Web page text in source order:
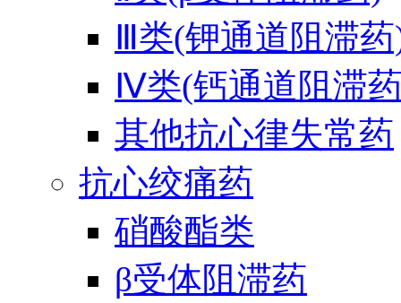
Ⅲ类(钾通道阻滞
Ⅳ类(钙通道阻滞
其他抗心律失常药
抗心绞痛药
硝酸酯类
β受体阻滞药